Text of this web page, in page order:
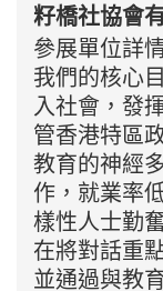
籽橋社協會
參展單位詳
我們的核心
入社會，發
管香港特區
教育的神經
作，就業率
樣性人士勤
在將對話重
並通過與教